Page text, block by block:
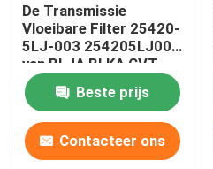
De Transmissie
Vloeibare Filter 25420-
5LJ-003 254205LJ003
van BLJA BLKA CVT
Honda
Beste prijs
Contacteer ons